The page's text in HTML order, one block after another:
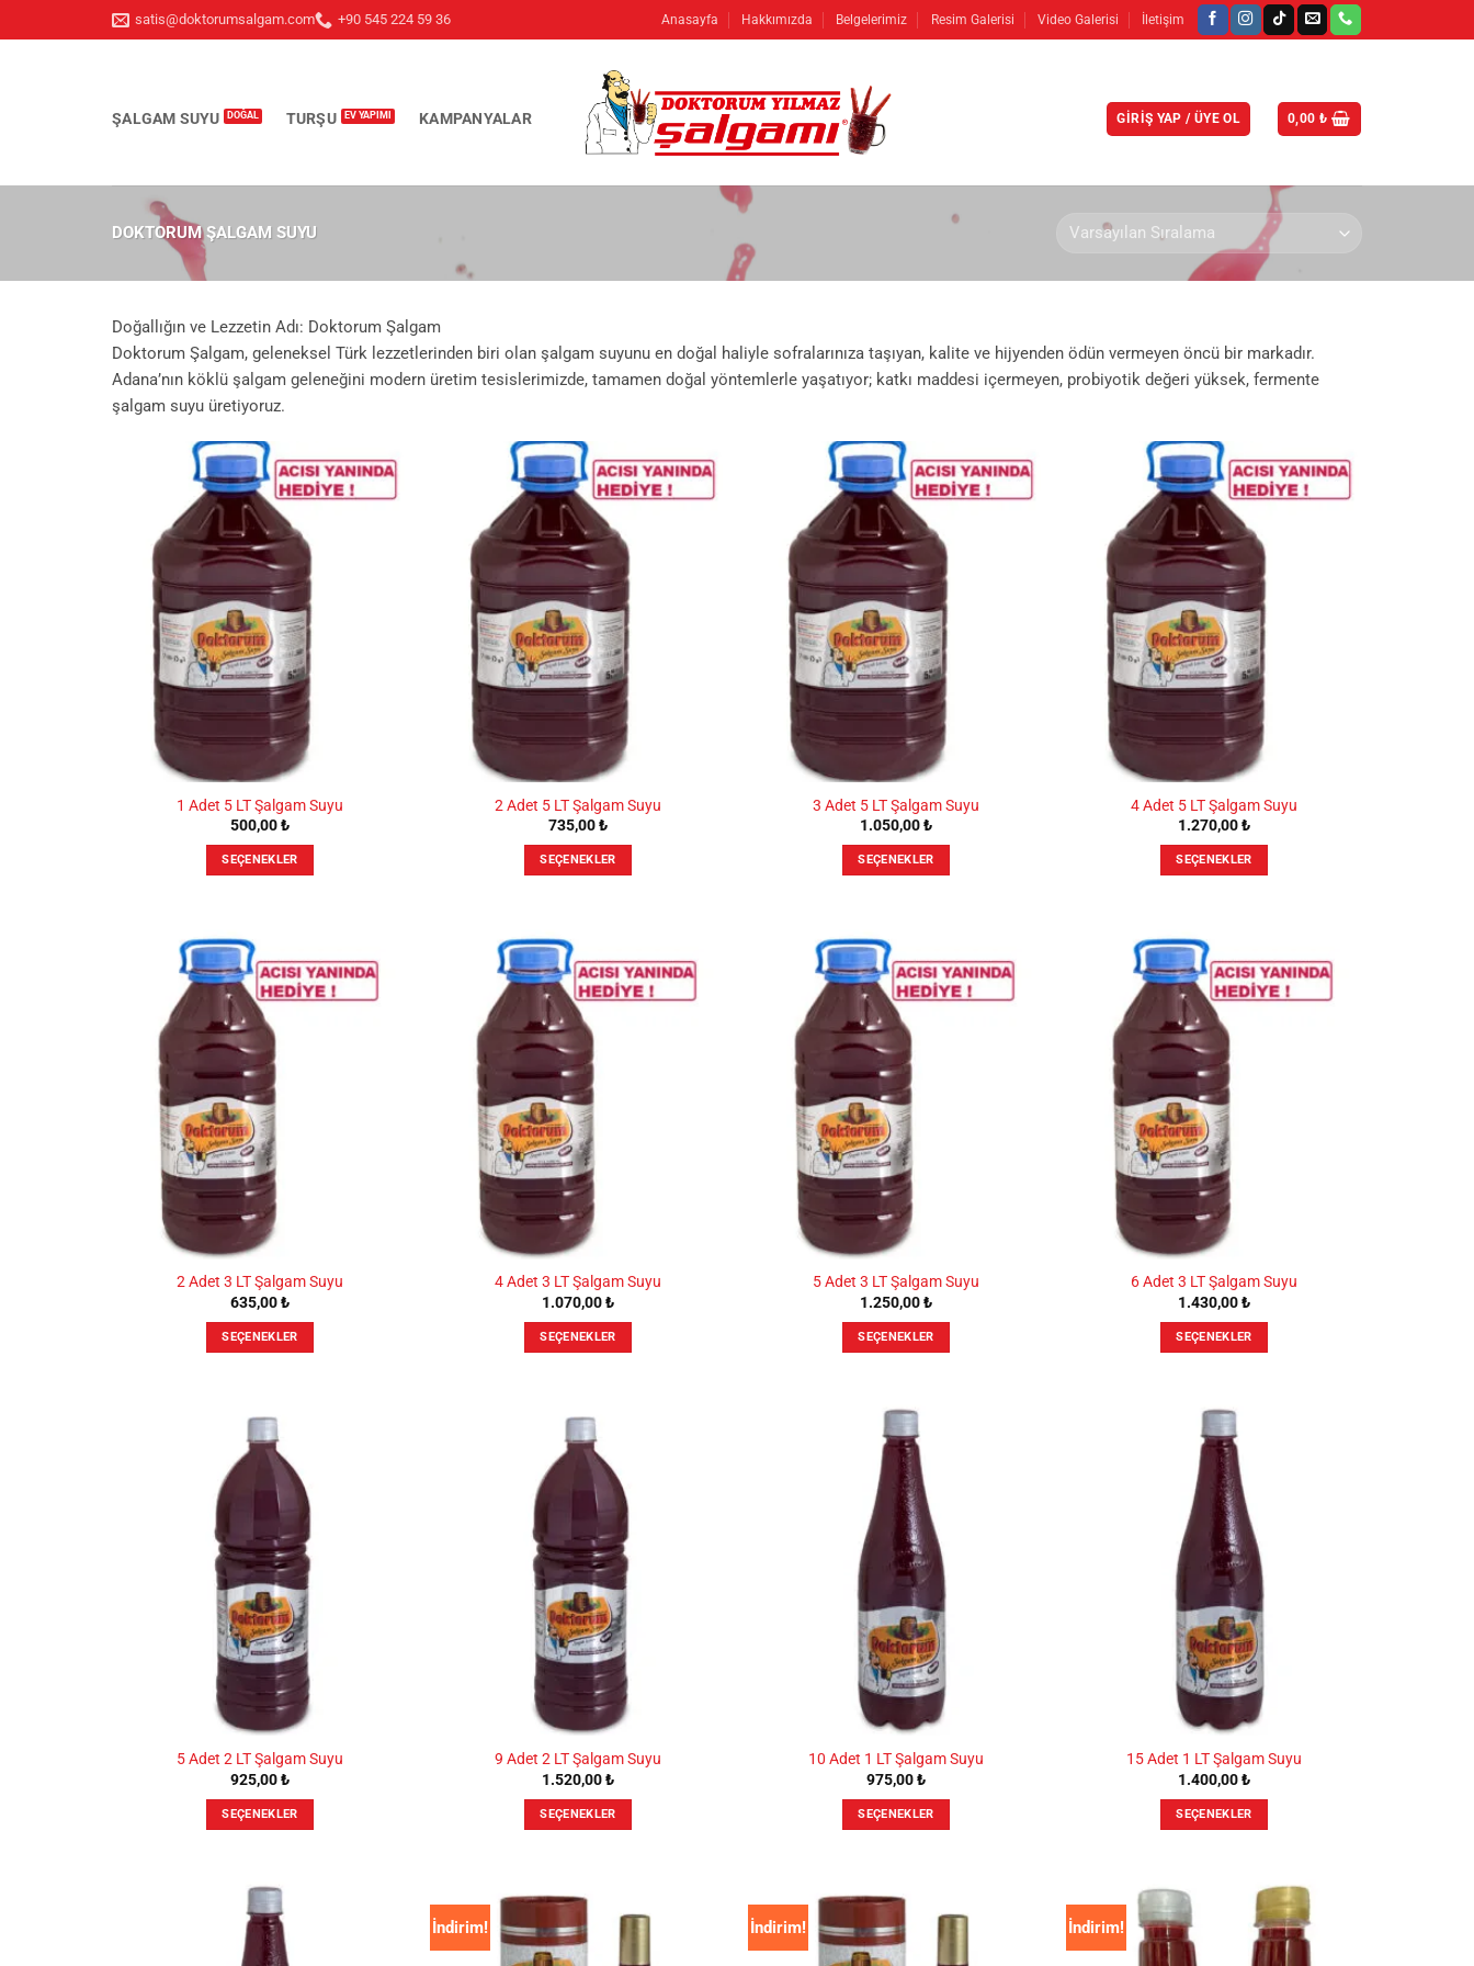
atla
satis@doktorumsalgam.com +90 545 224 59 36 Anasayfa Hakkımızda Belgelerimiz Resim Galerisi Video Galerisi İletişim
ŞALGAM SUYU TURŞU KAMPANYALAR GIRIŞ YAP / ÜYE OL 0,00 ₺
DOKTORUM ŞALGAM SUYU
Doğallığın ve Lezzetin Adı: Doktorum Şalgam
Doktorum Şalgam, geleneksel Türk lezzetlerinden biri olan şalgam suyunu en doğal haliyle sofralarınıza taşıyan, kalite ve hijyenden ödün vermeyen öncü bir markadır.
Adana’nın köklü şalgam geleneğini modern üretim tesislerimizde, tamamen doğal yöntemlerle yaşatıyor; katkı maddesi içermeyen, probiyotik değeri yüksek, fermente
şalgam suyu üretiyoruz.
1 Adet 5 LT Şalgam Suyu
500,00₺
SEÇENEKLER
varyasyonu
var.
Seçenekler
sayfasından
seçilebilir
2 Adet 5 LT Şalgam Suyu
735,00₺
SEÇENEKLER
varyasyonu
var.
Seçenekler
sayfasından
seçilebilir
3 Adet 5 LT Şalgam Suyu
1.050,00₺
SEÇENEKLER
varyasyonu
var.
Seçenekler
sayfasından
seçilebilir
4 Adet 5 LT Şalgam Suyu
1.270,00₺
SEÇENEKLER
varyasyonu
var.
Seçenekler
sayfasından
seçilebilir
2 Adet 3 LT Şalgam Suyu
635,00₺
SEÇENEKLER
varyasyonu
Seçenekler
sayfasından
seçilebilir
4 Adet 3 LT Şalgam Suyu
1.070,00₺
SEÇENEKLER
varyasyonu
Seçenekler
sayfasından
seçilebilir
5 Adet 3 LT Şalgam Suyu
1.250,00₺
SEÇENEKLER
birden
fazla
varyasyonu
var.
Seçenekler
ürün
sayfasından
seçilebilir
6 Adet 3 LT Şalgam Suyu
1.430,00₺
SEÇENEKLER
birden
fazla
varyasyonu
var.
Seçenekler
ürün
sayfasından
seçilebilir
5 Adet 2 LT Şalgam Suyu
925,00₺
SEÇENEKLER
birden
fazla
varyasyonu
var.
9 Adet 2 LT Şalgam Suyu
1.520,00₺
SEÇENEKLER
varyasyonu
var.
10 Adet 1 LT Şalgam Suyu
975,00₺
SEÇENEKLER
varyasyonu
var.
15 Adet 1 LT Şalgam Suyu
1.400,00₺
SEÇENEKLER
varyasyonu
İndirim! İndirim! İndirim!